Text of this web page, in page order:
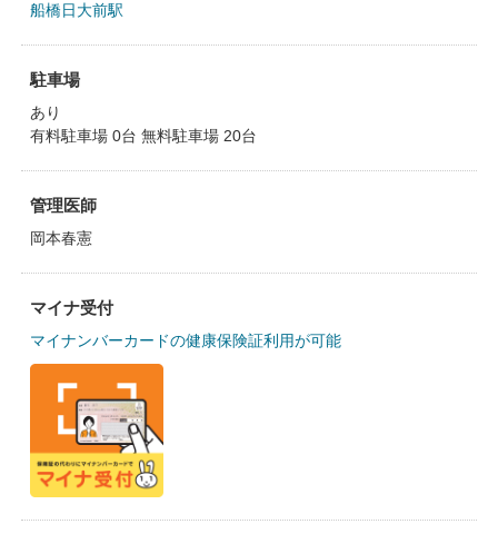
船橋日大前駅
駐車場
あり
有料駐車場 0台 無料駐車場 20台
管理医師
岡本春憲
マイナ受付
マイナンバーカードの健康保険証利用が可能